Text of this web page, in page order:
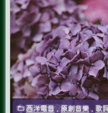
西洋電音,原創音樂 , 歌詞